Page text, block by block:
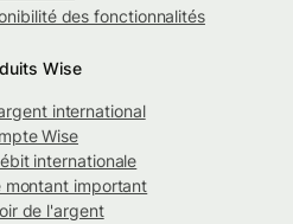
des fonctionnalités
Wise
international
Wise
internationale
montant important
de l'argent